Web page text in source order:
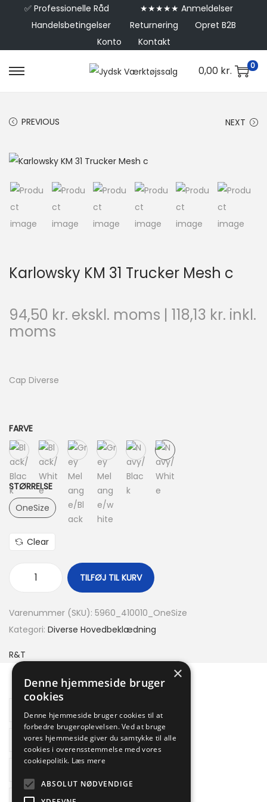
✅ Professionelle Råd
★★★★★ Anmeldelser
Handelsbetingelser
Returnering
Opret B2B
Konto
Kontakt
0,00 kr. 0
PREVIOUS NEXT
Karlowsky KM 31 Trucker Mesh c
94,50 kr. ekskl. moms | 118,13 kr. inkl.
moms
Cap Diverse
FARVE
STØRRELSE
OneSize
Clear
TILFØJ TIL KURV
Varenummer (SKU): 5960_410010_OneSize
Kategori: Diverse Hovedbeklædning
R&T
Beskrivelse
Yderligere information
Brand
×
Denne hjemmeside bruger
cookies
Denne hjemmeside bruger cookies til at
forbedre brugeroplevelsen. Ved at bruge
vores hjemmeside giver du samtykke til alle
cookies i overensstemmelse med vores
cookiepolitik. Læs mere
ABSOLUT NØDVENDIGE